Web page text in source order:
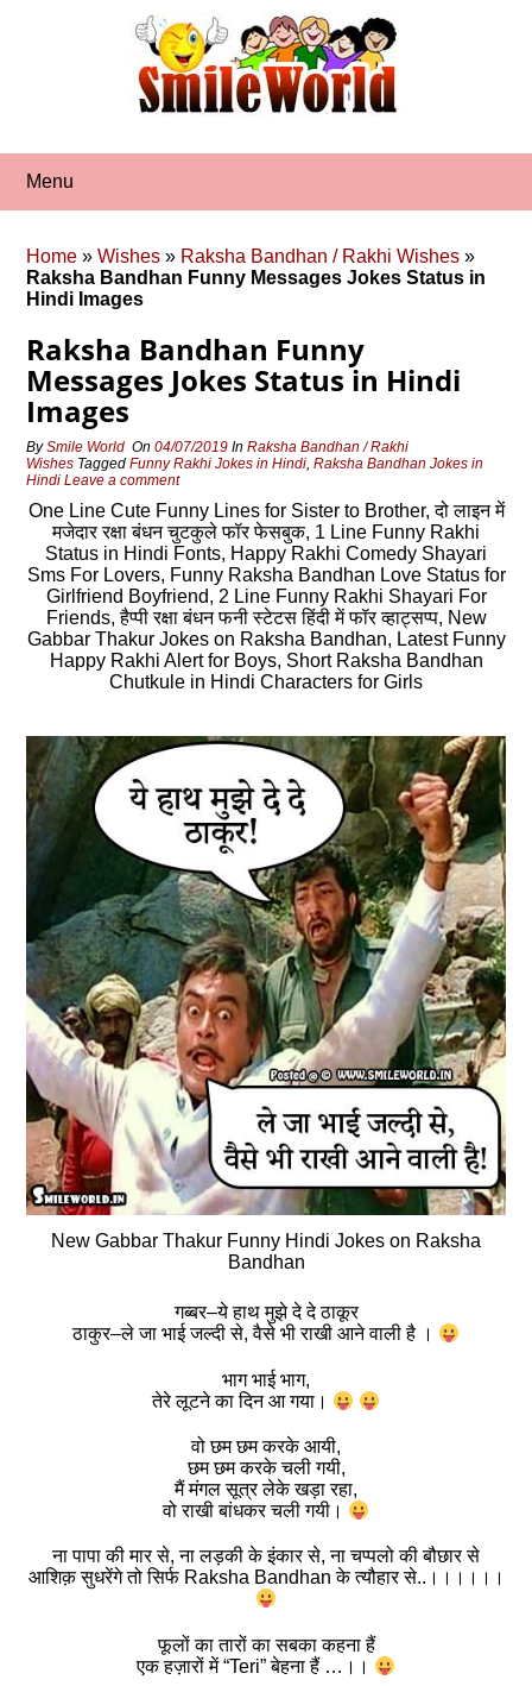
Menu
Home »Wishes » Raksha Bandhan / Rakhi Wishes »
Raksha Bandhan Funny Messages Jokes Status in
Hindi Images
Raksha Bandhan Funny
Messages Jokes Status in Hindi
Images
BySmile World On04/07/2019 InRaksha Bandhan / Rakhi
Wishes TaggedFunny Rakhi Jokes in Hindi,Raksha Bandhan Jokes in
Hindi Leave a comment
One Line Cute Funny Lines for Sister to Brother, दो लाइन में
मजेदार रक्षा बंधन चुटकुले फॉर फेसबुक, 1 Line Funny Rakhi
Status in Hindi Fonts, Happy Rakhi Comedy Shayari
Sms For Lovers, Funny Raksha Bandhan Love Status for
Girlfriend Boyfriend, 2 Line Funny Rakhi Shayari For
Friends, हैप्पी रक्षा बंधन फनी स्टेटस हिंदी में फॉर व्हाट्सप्प, New
Gabbar Thakur Jokes on Raksha Bandhan, Latest Funny
Happy Rakhi Alert for Boys, Short Raksha Bandhan
Chutkule in Hindi Characters for Girls
New Gabbar Thakur Funny Hindi Jokes on Raksha
Bandhan
गब्बर–ये हाथ मुझे दे दे ठाकूर
ठाकुर–ले जा भाई जल्दी से, वैसे भी राखी आने वाली है ।
भाग भाई भाग,
तेरे लूटने का दिन आ गया।
वो छम छम करके आयी,
छम छम करके चली गयी,
मैं मंगल सूत्र लेके खड़ा रहा,
वो राखी बांधकर चली गयी।
ना पापा की मार से, ना लड़की के इंकार से, ना चप्पलो की बौछार से
आशिक़ सुधरेंगे तो सिर्फ Raksha Bandhan के त्यौहार से..।।।।।।
फूलों का तारों का सबका कहना हैं
एक हज़ारों में “Teri” बेहना हैं …।।